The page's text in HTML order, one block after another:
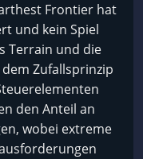
Frontier hat
und kein Spiel
Terrain und die
Zufallsprinzip
den Anteil an
wobei extreme